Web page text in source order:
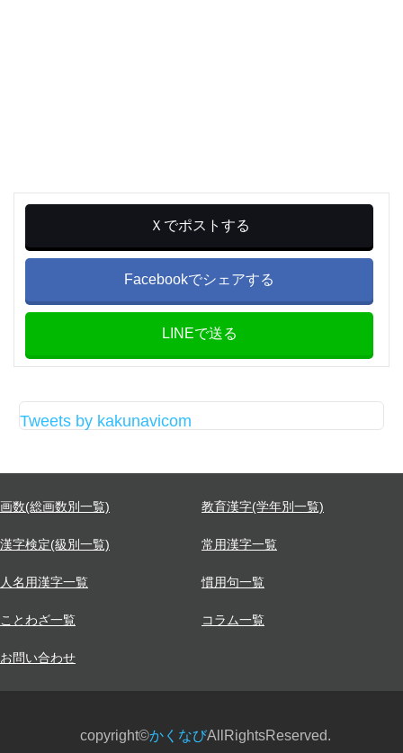
Ｘでポストする
Facebookでシェアする
LINEで送る
Tweets by kakunavicom
画数(総画数別一覧) 教育漢字(学年別一覧)
漢字検定(級別一覧) 常用漢字一覧
人名用漢字一覧 慣用句一覧
ことわざ一覧 コラム一覧
お問い合わせ
copyright©かくなびAllRightsReserved.